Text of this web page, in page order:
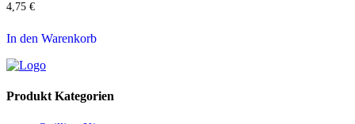
4,75 €
In den Warenkorb
Produkt Kategorien